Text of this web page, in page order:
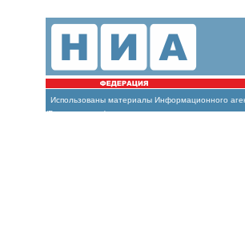
Использованы материалы Информационного
(Роскомнадзор)